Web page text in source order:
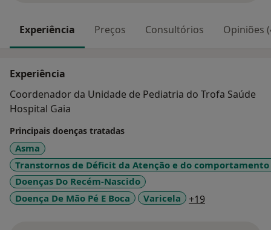
Experiência Preços Consultórios Opiniões
Experiência
Coordenador da Unidade de Pediatria do Trofa Saúde
Hospital Gaia
Principais doenças tratadas
Asma
Transtornos de Déficit da Atenção e do
Doenças Do Recém-Nascido
Doença De Mão Pé E Boca
Varicela +19